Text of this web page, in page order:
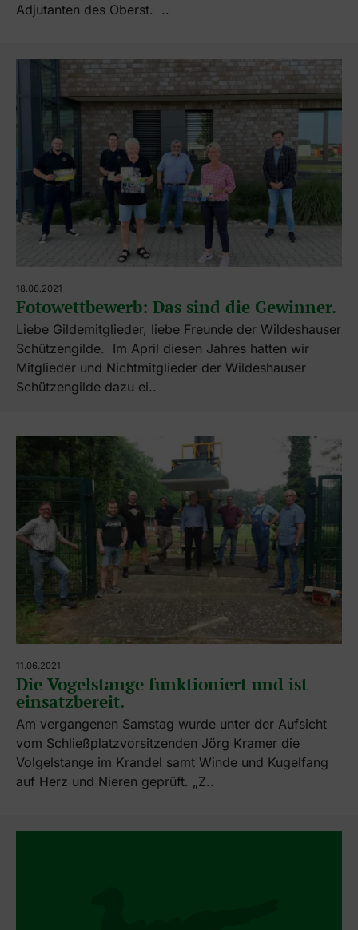
Adjutanten des Oberst. ..
18.06.2021
Fotowettbewerb: Das sind die Gewinner.
Liebe Gildemitglieder, liebe Freunde der Wildeshauser
Schützengilde. Im April diesen Jahres hatten wir
Mitglieder und Nichtmitglieder der Wildeshauser
Schützengilde dazu ei..
11.06.2021
Die Vogelstange funktioniert und ist
einsatzbereit.
Am vergangenen Samstag wurde unter der Aufsicht
vom Schließplatzvorsitzenden Jörg Kramer die
Volgelstange im Krandel samt Winde und Kugelfang
auf Herz und Nieren geprüft. „Z..